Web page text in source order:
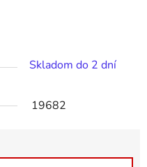
Skladom do 2 dní
19682